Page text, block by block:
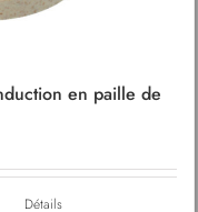
en paille de
Détails